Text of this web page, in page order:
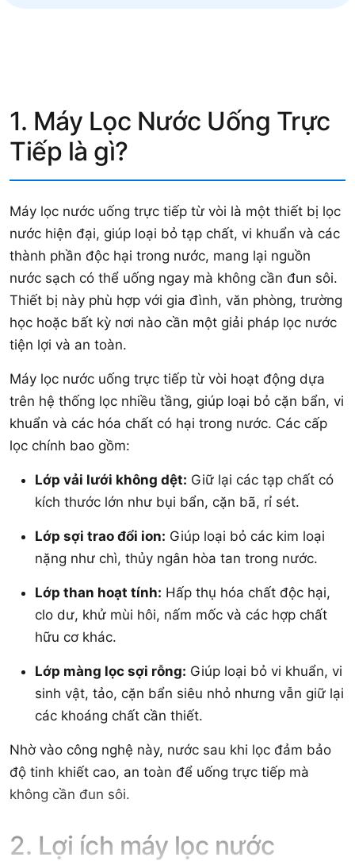
1. Máy Lọc Nước Uống Trực
Tiếp là gì?
Máy lọc nước uống trực tiếp từ vòi là một thiết bị lọc
nước hiện đại, giúp loại bỏ tạp chất, vi khuẩn và các
thành phần độc hại trong nước, mang lại nguồn
nước sạch có thể uống ngay mà không cần đun sôi.
Thiết bị này phù hợp với gia đình, văn phòng, trường
học hoặc bất kỳ nơi nào cần một giải pháp lọc nước
tiện lợi và an toàn.
Máy lọc nước uống trực tiếp từ vòi hoạt động dựa
trên hệ thống lọc nhiều tầng, giúp loại bỏ cặn bẩn, vi
khuẩn và các hóa chất có hại trong nước. Các cấp
lọc chính bao gồm:
Lớp vải lưới không dệt: Giữ lại các tạp chất có
kích thước lớn như bụi bẩn, cặn bã, rỉ sét.
Lớp sợi trao đổi ion: Giúp loại bỏ các kim loại
nặng như chì, thủy ngân hòa tan trong nước.
Lớp than hoạt tính: Hấp thụ hóa chất độc hại,
clo dư, khử mùi hôi, nấm mốc và các hợp chất
hữu cơ khác.
Lớp màng lọc sợi rỗng: Giúp loại bỏ vi khuẩn, vi
sinh vật, tảo, cặn bẩn siêu nhỏ nhưng vẫn giữ lại
các khoáng chất cần thiết.
Nhờ vào công nghệ này, nước sau khi lọc đảm bảo
độ tinh khiết cao, an toàn để uống trực tiếp mà
không cần đun sôi.
2. Lợi ích máy lọc nước